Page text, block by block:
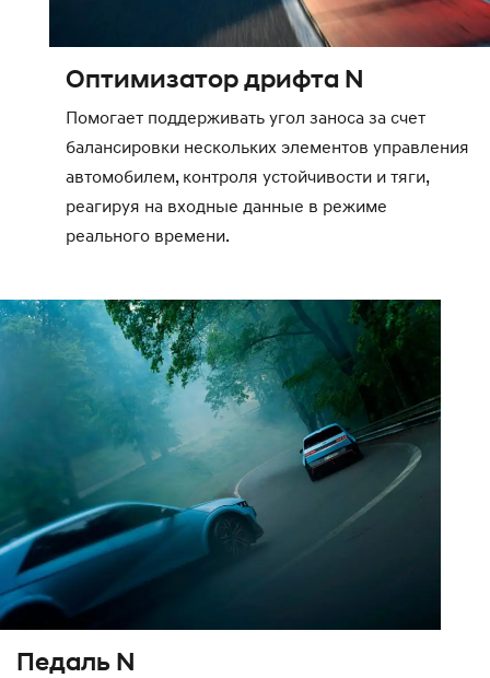
Оптимизатор дрифта N
Помогает поддерживать угол заноса за счет
балансировки нескольких элементов управления
автомобилем, контроля устойчивости и тяги,
реагируя на входные данные в режиме
реального времени.
Педаль N